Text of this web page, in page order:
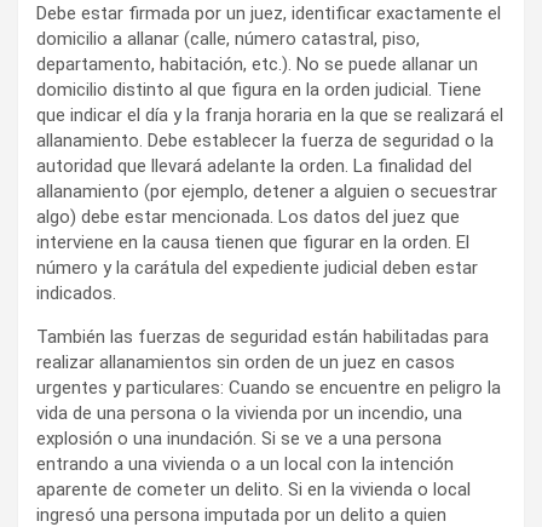
Debe estar firmada por un juez, identificar exactamente el
domicilio a allanar (calle, número catastral, piso,
departamento, habitación, etc.). No se puede allanar un
domicilio distinto al que figura en la orden judicial. Tiene
que indicar el día y la franja horaria en la que se realizará el
allanamiento. Debe establecer la fuerza de seguridad o la
autoridad que llevará adelante la orden. La finalidad del
allanamiento (por ejemplo, detener a alguien o secuestrar
algo) debe estar mencionada. Los datos del juez que
interviene en la causa tienen que figurar en la orden. El
número y la carátula del expediente judicial deben estar
indicados.
También las fuerzas de seguridad están habilitadas para
realizar allanamientos sin orden de un juez en casos
urgentes y particulares: Cuando se encuentre en peligro la
vida de una persona o la vivienda por un incendio, una
explosión o una inundación. Si se ve a una persona
entrando a una vivienda o a un local con la intención
aparente de cometer un delito. Si en la vivienda o local
ingresó una persona imputada por un delito a quien